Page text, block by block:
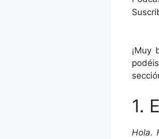
audio
¡Muy
1.
Hola.